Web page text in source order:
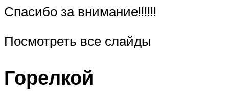
Спасибо за внимание!!!!!!
Посмотреть все слайды
Горелкой